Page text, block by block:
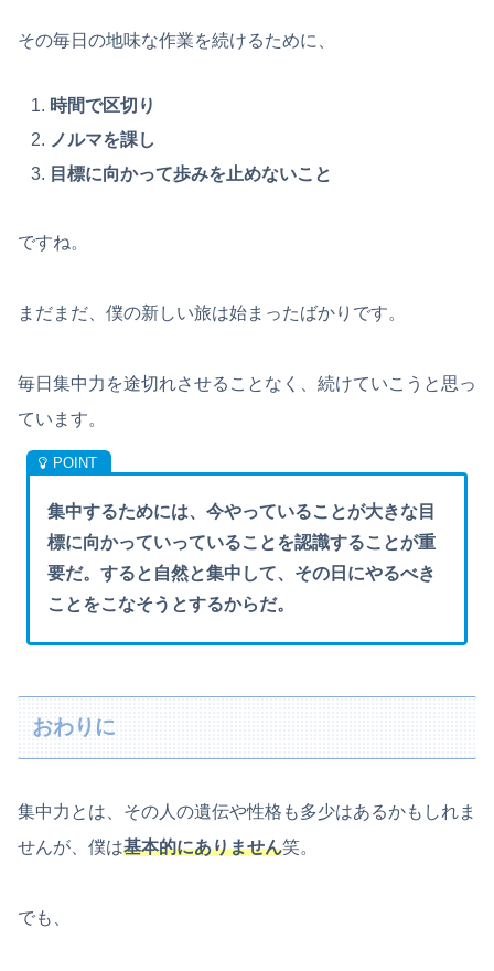
その毎日の地味な作業を続けるために、
時間で区切り
ノルマを課し
目標に向かって歩みを止めないこと
ですね。
まだまだ、僕の新しい旅は始まったばかりです。
毎日集中力を途切れさせることなく、続けていこうと思っ
ています。
集中するためには、今やっていることが大きな目
標に向かっていっていることを認識することが重
要だ。すると自然と集中して、その日にやるべき
ことをこなそうとするからだ。
おわりに
集中力とは、その人の遺伝や性格も多少はあるかもしれま
せんが、僕は基本的にありません笑。
でも、